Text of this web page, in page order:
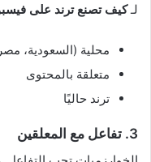
لـكيف تصنع ترند على
محلية (السعودية،
متعلقة بالمحتوى
ترند حاليًا
3. تفاعل مع المعلقين